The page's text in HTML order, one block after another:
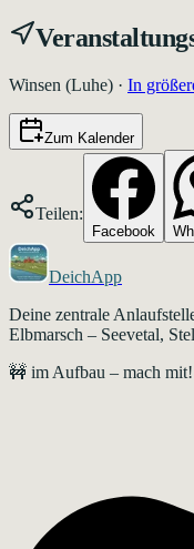
Winsen (Luhe) · In
Zum Kalender
Teilen:
Facebook
DeichApp
Deine zentrale
Elbmarsch – Seevetal,
🚧 im Aufbau – mach mit!